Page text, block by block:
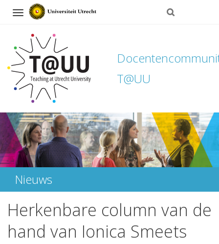
Navigation
T@UU
Direct
naar
het
inhoud
Nieuws
Herkenbare column van de
hand van Ionica Smeets